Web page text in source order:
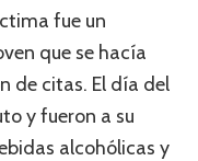
fue un
que se hacía
de citas. El día del
y fueron a su
alcohólicas y